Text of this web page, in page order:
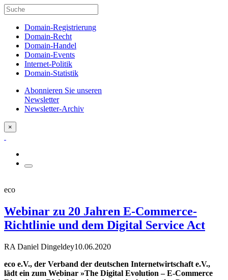
Domain-Registrierung
Domain-Recht
Domain-Handel
Domain-Events
Internet-Politik
Domain-Statistik
Abonnieren Sie unseren
Newsletter
Newsletter-Archiv
×
eco
Webinar zu 20 Jahren E-Commerce-
Richtlinie und dem Digital Service Act
RA Daniel Dingeldey10.06.2020
eco e.V., der Verband der deutschen Internetwirtschaft e.V.,
lädt ein zum Webinar »The Digital Evolution – E-Commerce